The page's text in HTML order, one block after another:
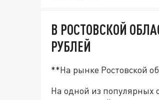
В РОСТОВСКОЙ
РУБЛЕЙ
**На рынке Ростовской
На одной из популярных